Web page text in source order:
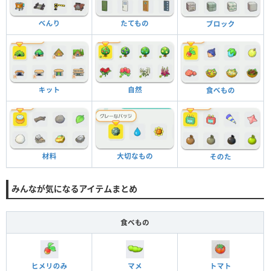
べんり たてもの ブロック
キット 自然 食べもの
材料 大切なもの そのた
みんなが気になるアイテムまとめ
食べもの
ヒメリのみ マメ トマト